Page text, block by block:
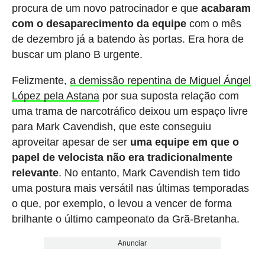
procura de um novo patrocinador e que acabaram
com o desaparecimento da equipecom o mês
de dezembro já a batendo às portas. Era hora de
buscar um plano B urgente.
Felizmente, a demissão repentina de Miguel Ángel
López pela Astanapor sua suposta relação com
uma trama de narcotráfico deixou um espaço livre
para Mark Cavendish, que este conseguiu
aproveitar apesar de ser uma equipe em que o
papel de velocista não era tradicionalmente
relevante. No entanto, Mark Cavendish tem tido
uma postura mais versátil nas últimas temporadas
o que, por exemplo, o levou a vencer de forma
brilhante o último campeonato da Grã-Bretanha.
Anunciar